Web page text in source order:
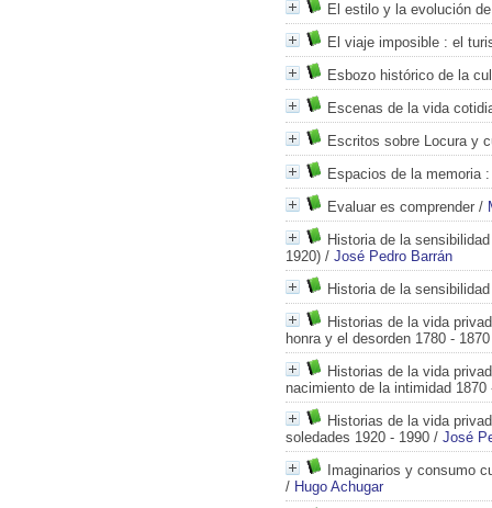
El estilo y la evolución
El viaje imposible : el
Esbozo histórico de la
Escenas de la vida
Escritos sobre Locura y
Espacios de la memoria:
Evaluar es comprender /
Historia de la
1920) / José Pedro Barrán
Historia de la
Historias de la vida
honra y el desorden 1780 - 1870
Historias de la vida
nacimiento de la intimidad 1870
Historias de la vida
soledades 1920 - 1990 / José
Imaginarios y consumo
/ Hugo Achugar